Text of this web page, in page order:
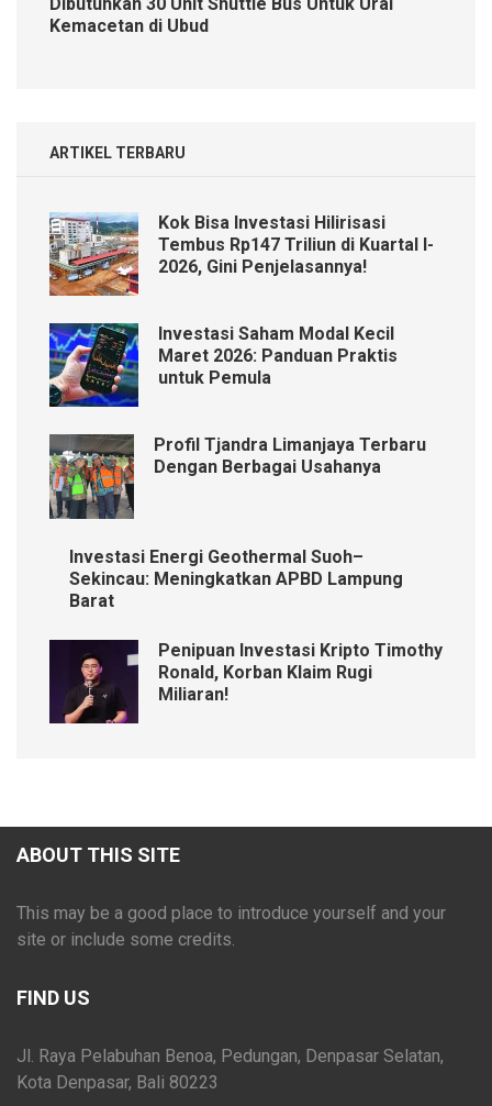
Kemacetan di Ubud
ARTIKEL TERBARU
Kok Bisa Investasi Hilirisasi
Tembus Rp147 Triliun di Kuartal I-
2026, Gini Penjelasannya!
Investasi Saham Modal Kecil
Maret 2026: Panduan Praktis
untuk Pemula
Profil Tjandra Limanjaya Terbaru
Dengan Berbagai Usahanya
Investasi Energi Geothermal Suoh–
Sekincau: Meningkatkan APBD Lampung
Barat
Penipuan Investasi Kripto Timothy
Ronald, Korban Klaim Rugi
Miliaran!
ABOUT THIS SITE
This may be a good place to introduce yourself and your
site or include some credits.
FIND US
Jl. Raya Pelabuhan Benoa, Pedungan, Denpasar Selatan,
Kota Denpasar, Bali 80223